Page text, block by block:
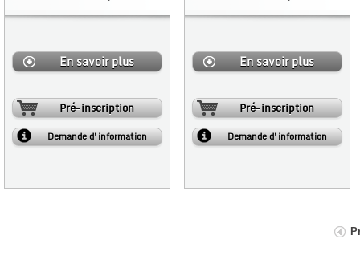
En savoir plus
Pré-inscription
Demande d'information
En savoir plus
Pré-inscription
Demande d'information